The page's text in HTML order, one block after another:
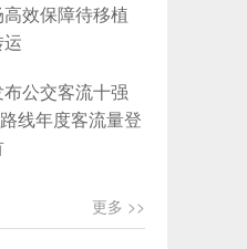
高效保障待移植
运
布公交客流十强
线年度客流量登
更多 >>